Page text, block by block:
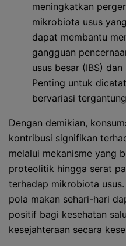
meningkatkan
mikrobiota usus
dapat membantu
gangguan
usus besar (IBS)
Penting untuk
bervariasi
Dengan demikian,
kontribusi signifikan
melalui mekanisme yang
proteolitik hingga serat
terhadap mikrobiota
pola makan sehari-hari
positif bagi kesehatan
kesejahteraan secara